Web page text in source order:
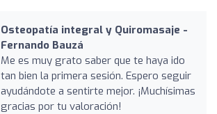
Osteopatía integral y Quiromasaje -
Fernando Bauzá
Me es muy grato saber que te haya ido
tan bien la primera sesión. Espero seguir
ayudándote a sentirte mejor. ¡Muchísimas
gracias por tu valoración!